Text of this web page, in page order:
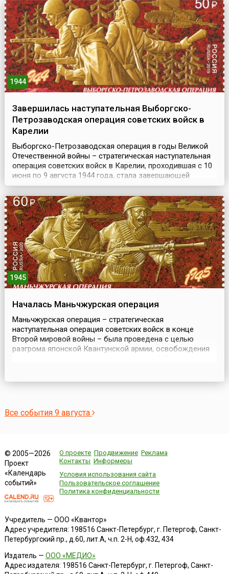
ночью резню иноземцев, переросшую во всенародное
выс...
1944
Завершилась наступательная Выборгско-
Петрозаводская операция советских войск в
Карелии
Выборгско-Петрозаводская операция в годы Великой
Отечественной войны – стратегическая наступательная
операция советских войск в Карелии, проходившая с 10
июня по 9 августа 1944 года, стала завершающей
операцией битвы за Ленинград. Цель наступления
заключалась в ликвидации угрозы Ленинграду, а также
в ускорении выхода Финляндии из войны.Успехи
советских войск во время зимней кампании 1944 года ...
1945
Началась Маньчжурская операция
Маньчжурская операция – стратегическая
наступательная операция советских войск в конце
Второй мировой войны – была проведена с целью
разгрома японской Квантунской армии, освобождения
Все события 9 августа
© 2005—2026
Проект
«Календарь
событий»
О проекте Продвижение Реклама
Контакты Информеры
Условия использования сайта
Пользовательское соглашение
Политика конфиденциальности
Учредитель — ООО «Квантор»
Адрес учредителя: 198516 Санкт-Петербург, г. Петергоф, Санкт-
Петербургский пр., д.60, лит.А, ч.п. 2-Н, оф.432, 434
Издатель — ООО «МЕДИО»
Адрес издателя: 198516 Санкт-Петербург, г. Петергоф, Санкт-